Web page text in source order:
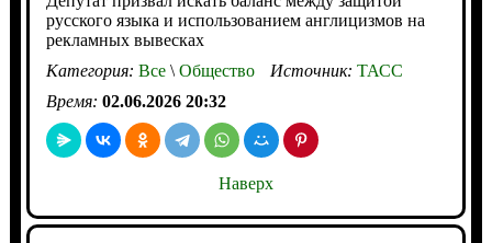
русского языка и использованием англицизмов на
рекламных вывесках
Категория: Все\Общество Источник: ТАСС
Время: 02.06.2026 20:32
Наверх